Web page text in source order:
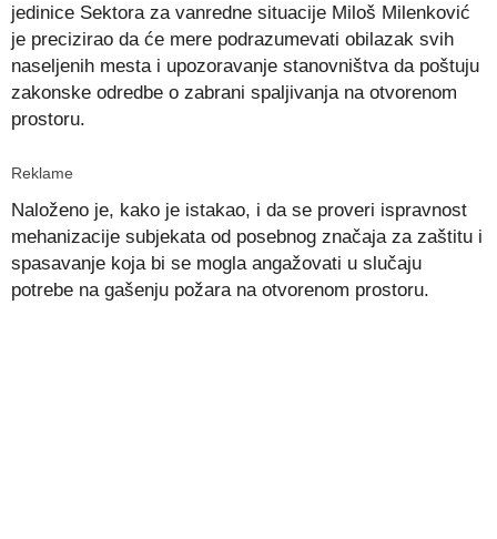
jedinice Sektora za vanredne situacije Miloš Milenković
je precizirao da će mere podrazumevati obilazak svih
naseljenih mesta i upozoravanje stanovništva da poštuju
zakonske odredbe o zabrani spaljivanja na otvorenom
prostoru.
Reklame
Naloženo je, kako je istakao, i da se proveri ispravnost
mehanizacije subjekata od posebnog značaja za zaštitu i
spasavanje koja bi se mogla angažovati u slučaju
potrebe na gašenju požara na otvorenom prostoru.